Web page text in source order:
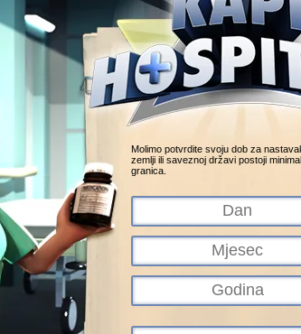
Molimo potvrdite svoju dob za
zemlji ili saveznoj državi postoji
granica.